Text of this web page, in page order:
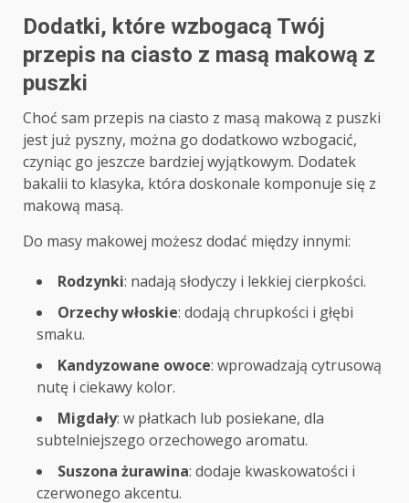
Dodatki, które wzbogacą Twój
przepis na ciasto z masą makową z
puszki
Choć sam przepis na ciasto z masą makową z puszki
jest już pyszny, można go dodatkowo wzbogacić,
czyniąc go jeszcze bardziej wyjątkowym. Dodatek
bakalii to klasyka, która doskonale komponuje się z
makową masą.
Do masy makowej możesz dodać między innymi:
Rodzynki: nadają słodyczy i lekkiej cierpkości.
Orzechy włoskie: dodają chrupkości i głębi
smaku.
Kandyzowane owoce: wprowadzają cytrusową
nutę i ciekawy kolor.
Migdały: w płatkach lub posiekane, dla
subtelniejszego orzechowego aromatu.
Suszona żurawina: dodaje kwaskowatości i
czerwonego akcentu.